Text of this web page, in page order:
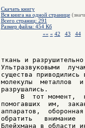
Скачать книгу
Вся книга на одной странице
Всего страниц: 291
Размер файла: 454 Кб
«« « 42 43 44
ткань и
Ультразвуковыми
существа
молекулы  металлов
разрушались.
В  тот момент,
помогавших  им,
аппаратов,
обратить   внимание
Блейхмана в области